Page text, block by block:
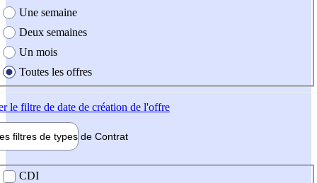
Une semaine
Deux semaines
Un mois
Toutes les offres
le filtre de date de création de l'offre
filtres de types de Contrat
contrat
CDI